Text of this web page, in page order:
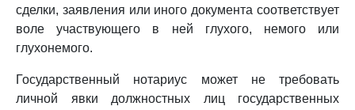
сделки, заявления или иного документа соответствует
воле участвующего в ней глухого, немого или
глухонемого.
Государственный нотариус может не требовать
личной явки должностных лиц государственных